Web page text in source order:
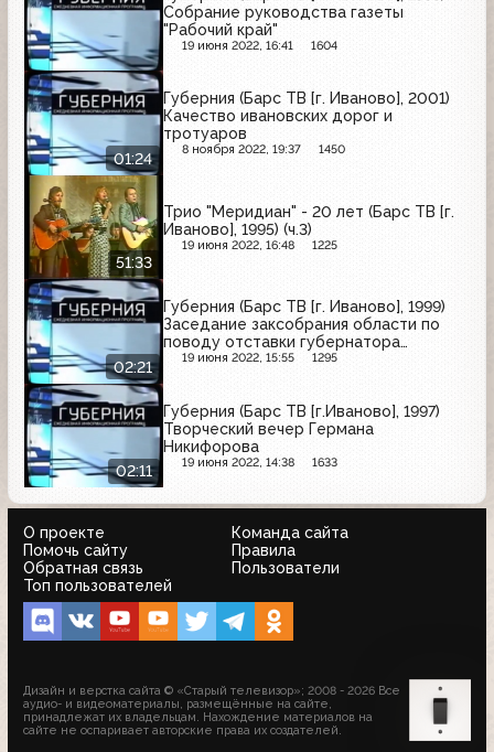
Собрание руководства газеты
"Рабочий край"
19 июня 2022, 16:41 1604
01:24
Губерния (Барс ТВ [г. Иваново], 2001)
Качество ивановских дорог и
тротуаров
8 ноября 2022, 19:37 1450
51:33
Трио "Меридиан" - 20 лет (Барс ТВ [г.
Иваново], 1995) (ч.3)
19 июня 2022, 16:48 1225
02:21
Губерния (Барс ТВ [г. Иваново], 1999)
Заседание заксобрания области по
поводу отставки губернатора
Владислава Тихомирова
19 июня 2022, 15:55 1295
02:11
Губерния (Барс ТВ [г.Иваново], 1997)
Творческий вечер Германа
Никифорова
19 июня 2022, 14:38 1633
О проекте
Команда сайта
Помочь сайту
Правила
Обратная связь
Пользователи
Топ пользователей
Дизайн и верстка сайта © «Старый телевизор»; 2008 - 2026 Все
аудио- и видеоматериалы, размещённые на сайте,
принадлежат их владельцам. Нахождение материалов на
сайте не оспаривает авторские права их создателей.